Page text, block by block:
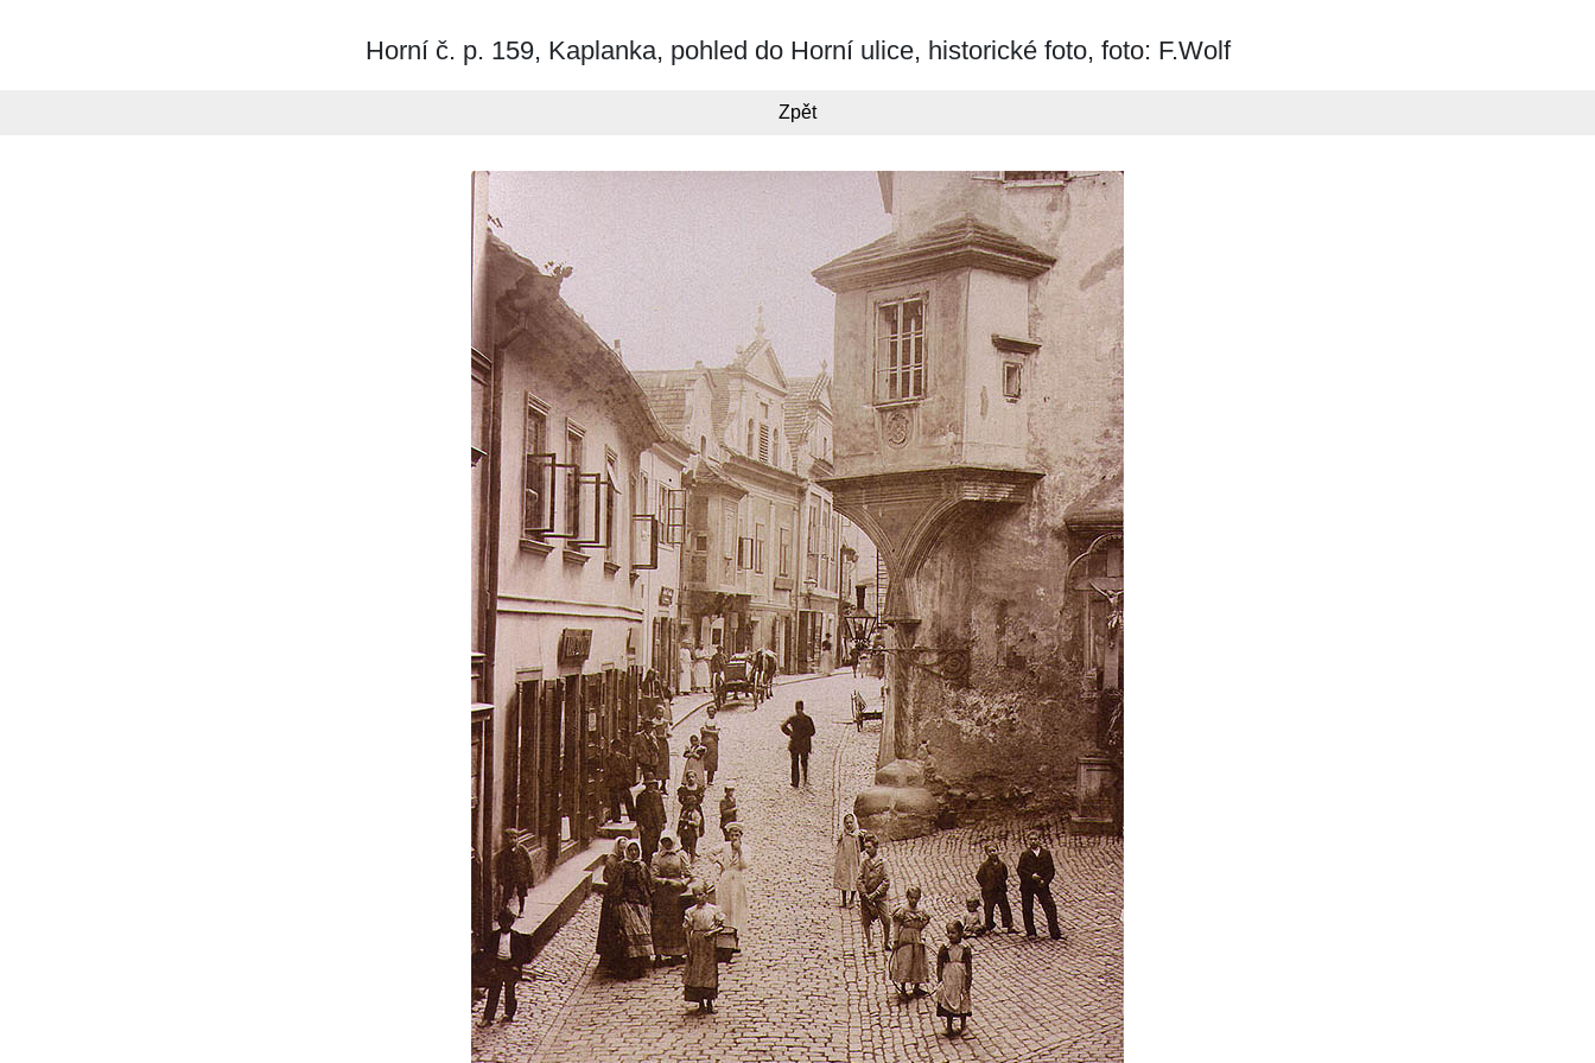
Horní č. p. 159, Kaplanka, pohled do Horní ulice, historické foto, foto: F.Wolf
Zpět